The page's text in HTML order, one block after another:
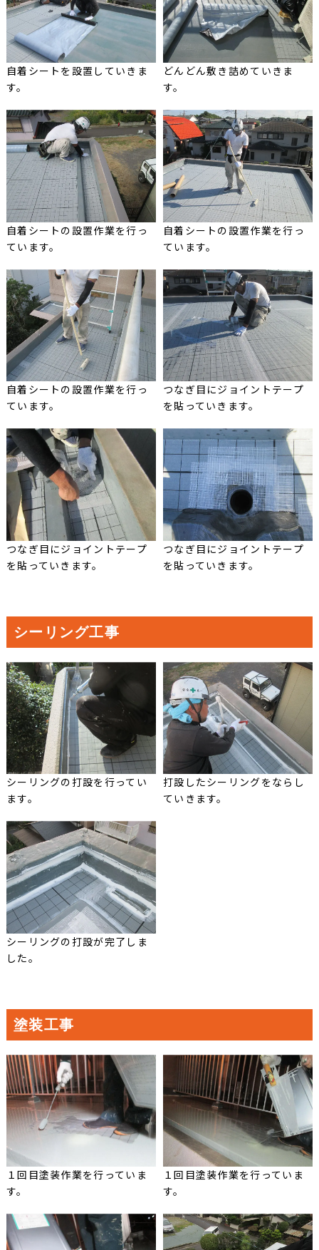
自着シートを設置していきま
す。
どんどん敷き詰めていきま
す。
自着シートの設置作業を行っ
ています。
自着シートの設置作業を行っ
ています。
自着シートの設置作業を行っ
ています。
つなぎ目にジョイントテープ
を貼っていきます。
つなぎ目にジョイントテープ
を貼っていきます。
つなぎ目にジョイントテープ
を貼っていきます。
シーリング工事
シーリングの打設を行ってい
ます。
打設したシーリングをならし
ていきます。
シーリングの打設が完了しま
した。
塗装工事
１回目塗装作業を行っていま
す。
１回目塗装作業を行っていま
す。